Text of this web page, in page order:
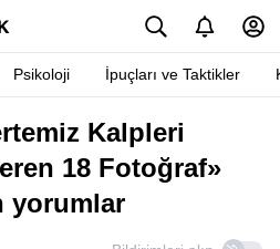
Psikoloji İpuçları ve Taktikler
Kalpleri
18 Fotoğraf»
yorumlar